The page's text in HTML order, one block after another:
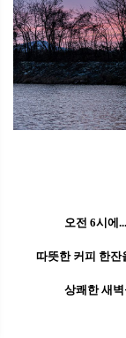
오전 6시에
따뜻한 커피 한잔
상쾌한 새